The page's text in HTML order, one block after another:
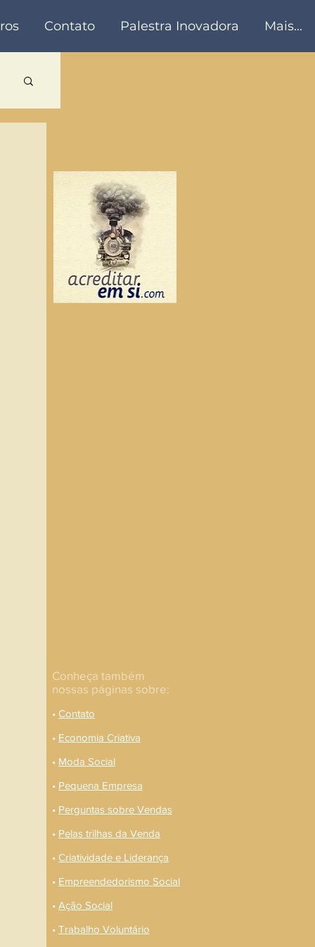
Contato Palestra Inovadora Mais...
Conheça também
nossas páginas sobre:
• Contato
• Economia Criativa
• Moda Social
• Pequena Empresa
• Perguntas sobre Vendas
• Pelas trilhas da Venda
• Criatividade e Liderança
• Empreendedorismo Social
• Ação Social
• Trabalho Voluntário